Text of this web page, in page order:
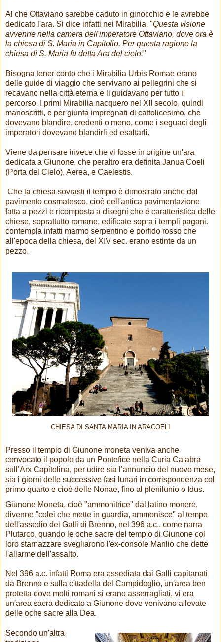
Al che Ottaviano sarebbe caduto in ginocchio e le avrebbe
dedicato l'ara. Si dice infatti nei Mirabilia: "Questa visione
avvenne nella camera dell'imperatore Ottaviano, dove ora è
la chiesa di S. Maria in Capitolio. Per questa ragione la
chiesa di S. Maria fu detta Ara del cielo."
Bisogna tener conto che i Mirabilia Urbis Romae erano
delle guide di viaggio che servivano ai pellegrini che si
recavano nella città eterna e li guidavano per tutto il
percorso. I primi Mirabilia nacquero nel XII secolo, quindi
manoscritti, e per giunta impregnati di cattolicesimo, che
dovevano blandire, credenti o meno, come i seguaci degli
imperatori dovevano blandirli ed esaltarli.
Viene da pensare invece che vi fosse in origine un'ara
dedicata a Giunone, che peraltro era definita Janua Coeli
(Porta del Cielo), Aerea, e Caelestis.
Che la chiesa sovrasti il tempio è dimostrato anche dal
pavimento cosmatesco, cioè dell'antica pavimentazione
fatta a pezzi e ricomposta a disegni che è caratteristica delle
chiese, soprattutto romane, edificate sopra i templi pagani.
contempla infatti marmo serpentino e porfido rosso che
all'epoca della chiesa, del XIV sec. erano estinte da un
pezzo.
CHIESA DI SANTA MARIA IN ARACOELI
Presso il tempio di Giunone moneta veniva anche
convocato il popolo da un Pontefice nella Curia Calabra
sull’Arx Capitolina, per udire sia l’annuncio del nuovo mese,
sia i giorni delle successive fasi lunari in corrispondenza col
primo quarto e cioè delle Nonae, fino al plenilunio o Idus.
Giunone Moneta, cioè "ammonitrice" dal latino monere,
divenne "colei che mette in guardia, ammonisce" al tempo
dell'assedio dei Galli di Brenno, nel 396 a.c., come narra
Plutarco, quando le oche sacre del tempio di Giunone col
loro starnazzare svegliarono l'ex-console Manlio che dette
l'allarme dell'assalto.
Nel 396 a.c. infatti Roma era assediata dai Galli capitanati
da Brenno e sulla cittadella del Campidoglio, un'area ben
protetta dove molti romani si erano asserragliati, vi era
un'area sacra dedicato a Giunone dove venivano allevate
delle oche sacre alla Dea.
Secondo un'altra